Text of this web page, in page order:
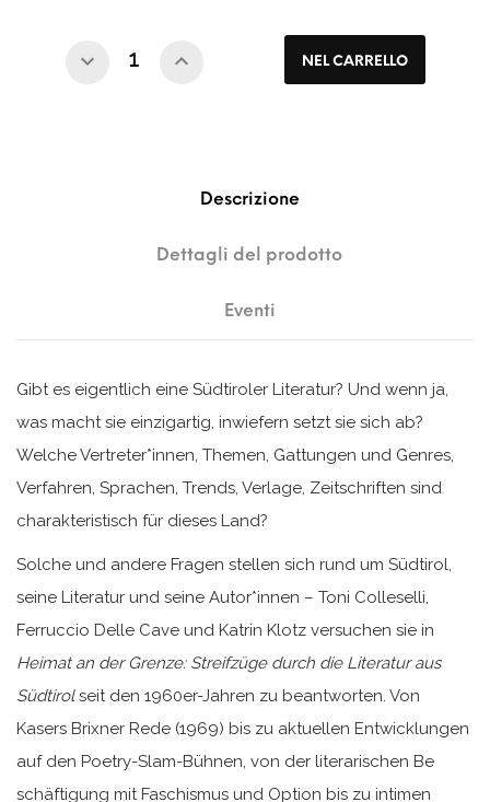
NEL CARRELLO
Descrizione
Dettagli del prodotto
Eventi
Gibt es eigentlich eine Südtiroler Literatur? Und wenn ja,
was macht sie einzigartig, inwiefern setzt sie sich ab?
Welche Vertreter*innen, Themen, Gattungen und Genres,
Verfahren, Sprachen, Trends, Verlage, Zeitschriften sind
charakteristisch für dieses Land?
Solche und andere Fragen stellen sich rund um Südtirol,
seine Literatur und seine Autor*innen – Toni Colleselli,
Ferruccio Delle Cave und Katrin Klotz versuchen sie in
Heimat an der Grenze: Streifzüge durch die Literatur aus
Südtirolseit den 1960er-Jahren zu beantworten. Von
Kasers Brixner Rede (1969) bis zu aktuellen Entwicklungen
auf den Poetry-Slam-Bühnen, von der literarischen Be
schäftigung mit Faschismus und Option bis zu intimen